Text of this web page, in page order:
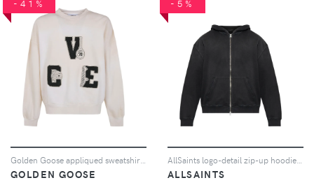
-41%
Golden Goose appliqued sweatshirt - Nude
GOLDEN GOOSE
-5%
AllSaints logo-detail zip-up hoodie - Schwarz
ALLSAINTS